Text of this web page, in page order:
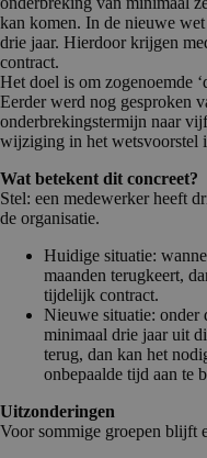
kan komen. In de nieuwe
drie jaar. Hierdoor krijgen
contract.
Het doel is om zogenoemde
Eerder werd nog gesproken
onderbrekingstermijn naar
wijziging in het wetsvoorstel
Wat betekent dit concreet?
Stel: een medewerker heeft
de organisatie.
Huidige situatie:
maanden terugkeert,
tijdelijk contract.
Nieuwe situatie: onder
minimaal drie jaar uit
terug, dan kan het
onbepaalde tijd aan te
Uitzonderingen
Voor sommige groepen blijft